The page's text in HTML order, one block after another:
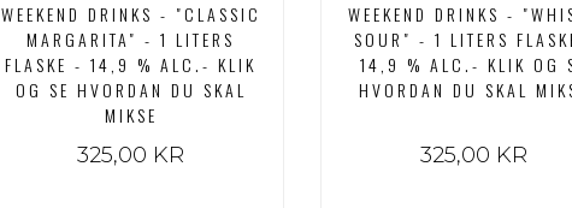
WEEKEND DRINKS - "CLASSIC
MARGARITA" - 1 LITERS
FLASKE - 14,9 % ALC.- KLIK
OG SE HVORDAN DU SKAL
MIKSE
325,00 KR
WEEKEND DRINKS -
SOUR" - 1 LITERS
14,9 % ALC.- KLIK OG
HVORDAN DU SKAL
325,00 KR